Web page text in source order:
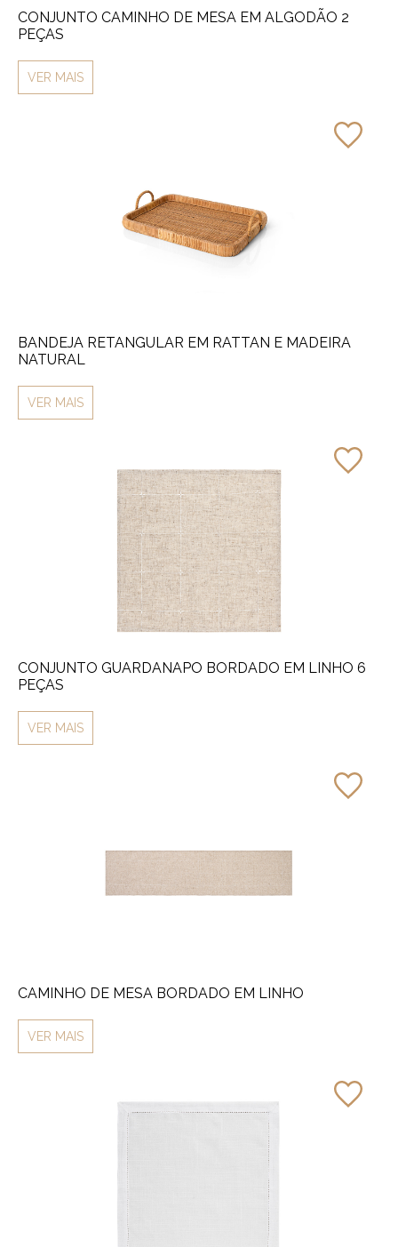
CONJUNTO CAMINHO DE MESA EM ALGODÃO 2
PEÇAS
VER MAIS
BANDEJA RETANGULAR EM RATTAN E MADEIRA
NATURAL
VER MAIS
CONJUNTO GUARDANAPO BORDADO EM LINHO 6
PEÇAS
VER MAIS
CAMINHO DE MESA BORDADO EM LINHO
VER MAIS